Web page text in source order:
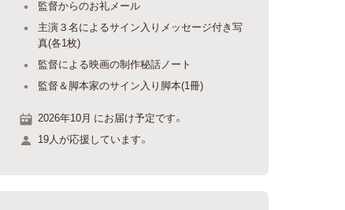
監督からのお礼メール
主演３名によるサイン入りメッセージ付き写
真(各1枚)
監督による映画の制作秘話ノート
監督＆脚本家のサイン入り脚本(1冊)
2026年10月 にお届け予定です。
19人が応援しています。